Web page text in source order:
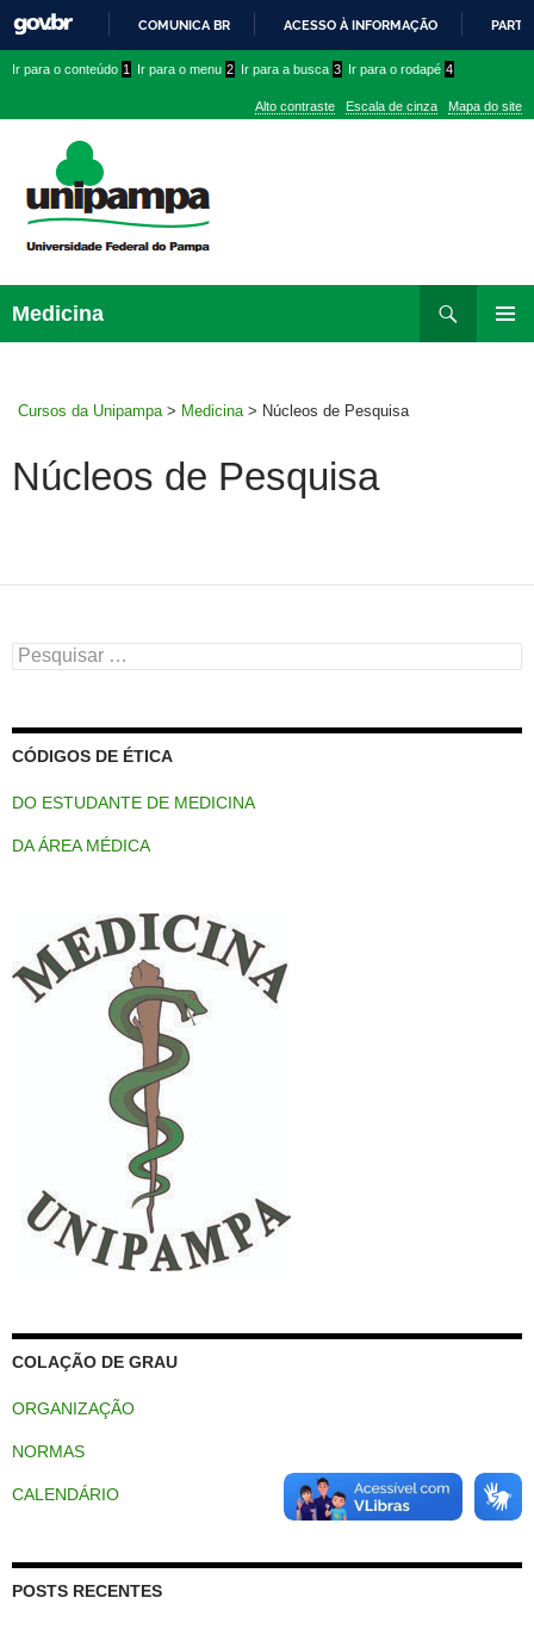
PARA
CONTEÚDO
COMUNICA BR ACESSO À INFORMAÇÃO
conteúdo
menu
superior
menu
Ir para o conteúdo 1 Ir para o menu 2 Ir para a busca 3 Ir para o rodapé 4
Alto contraste Escala de cinza Mapa do site
Medicina
para
Cursos da Unipampa > Medicina > Núcleos de Pesquisa
Núcleos de Pesquisa
Pesquisar
por:
CÓDIGOS DE ÉTICA
DO ESTUDANTE DE MEDICINA
DA ÁREA MÉDICA
COLAÇÃO DE GRAU
ORGANIZAÇÃO
NORMAS
CALENDÁRIO
POSTS RECENTES